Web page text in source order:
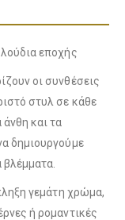
εποχής
οι συνθέσεις
στυλ σε κάθε
και τα
δημιουργούμε
γεμάτη χρώμα,
ή ρομαντικές